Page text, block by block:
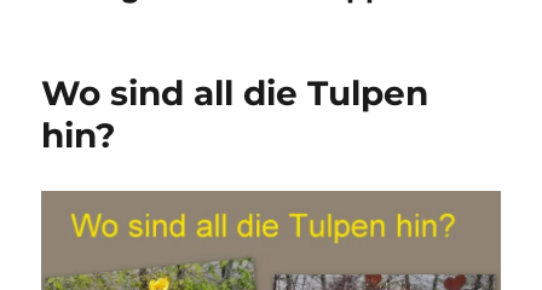
Wo sind all die Tulpen
hin?